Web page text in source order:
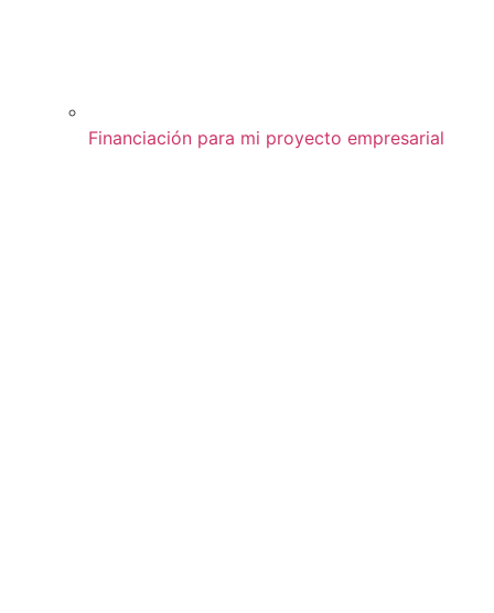
Financiación para mi proyecto empresarial